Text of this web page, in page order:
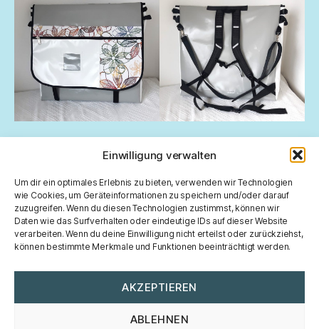
Einwilligung verwalten
Um dir ein optimales Erlebnis zu bieten, verwenden wir Technologien
wie Cookies, um Geräteinformationen zu speichern und/oder darauf
zuzugreifen. Wenn du diesen Technologien zustimmst, können wir
Daten wie das Surfverhalten oder eindeutige IDs auf dieser Website
verarbeiten. Wenn du deine Einwilligung nicht erteilst oder zurückziehst,
können bestimmte Merkmale und Funktionen beeinträchtigt werden.
AKZEPTIEREN
ABLEHNEN
über Paula-D
Impressum
Datenschutz